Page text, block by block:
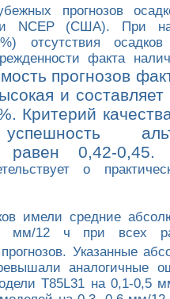
прогнозов
и NCEP (США). При
отсутствия
факта
прогнозов
и
Критерий
0,42-0,45.
о
имели средние
12 ч при всех
прогнозов. Указанные
аналогичные
Т85L31 на 0,1-0,5